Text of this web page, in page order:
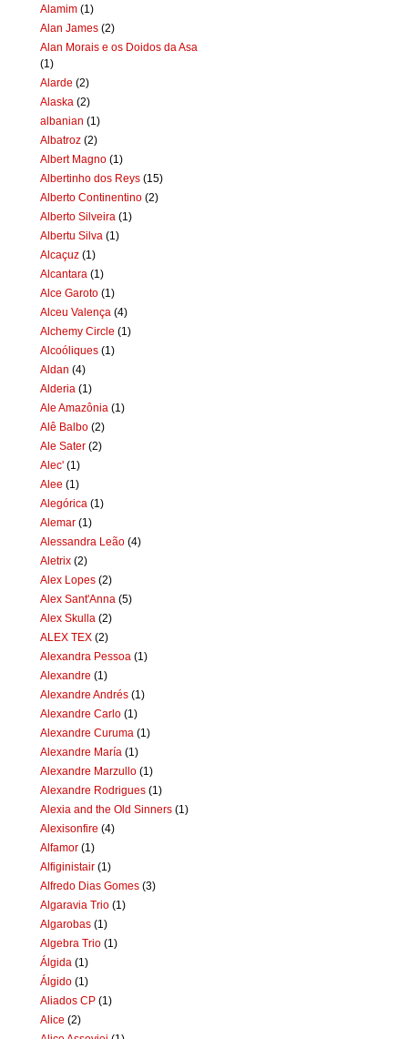
Alamim (1)
Alan James (2)
Alan Morais e os Doidos da Asa
(1)
Alarde (2)
Alaska (2)
albanian (1)
Albatroz (2)
Albert Magno (1)
Albertinho dos Reys (15)
Alberto Continentino (2)
Alberto Silveira (1)
Albertu Silva (1)
Alcaçuz (1)
Alcantara (1)
Alce Garoto (1)
Alceu Valença (4)
Alchemy Circle (1)
Alcoóliques (1)
Aldan (4)
Alderia (1)
Ale Amazônia (1)
Alê Balbo (2)
Ale Sater (2)
Alec' (1)
Alee (1)
Alegórica (1)
Alemar (1)
Alessandra Leão (4)
Aletrix (2)
Alex Lopes (2)
Alex Sant'Anna (5)
Alex Skulla (2)
ALEX TEX (2)
Alexandra Pessoa (1)
Alexandre (1)
Alexandre Andrés (1)
Alexandre Carlo (1)
Alexandre Curuma (1)
Alexandre María (1)
Alexandre Marzullo (1)
Alexandre Rodrigues (1)
Alexia and the Old Sinners (1)
Alexisonfire (4)
Alfamor (1)
Alfiginistair (1)
Alfredo Dias Gomes (3)
Algaravia Trio (1)
Algarobas (1)
Algebra Trio (1)
Álgida (1)
Álgido (1)
Aliados CP (1)
Alice (2)